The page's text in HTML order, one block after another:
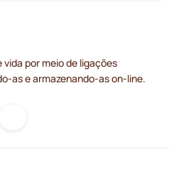
por meio de ligações
as e armazenando-as on-line.